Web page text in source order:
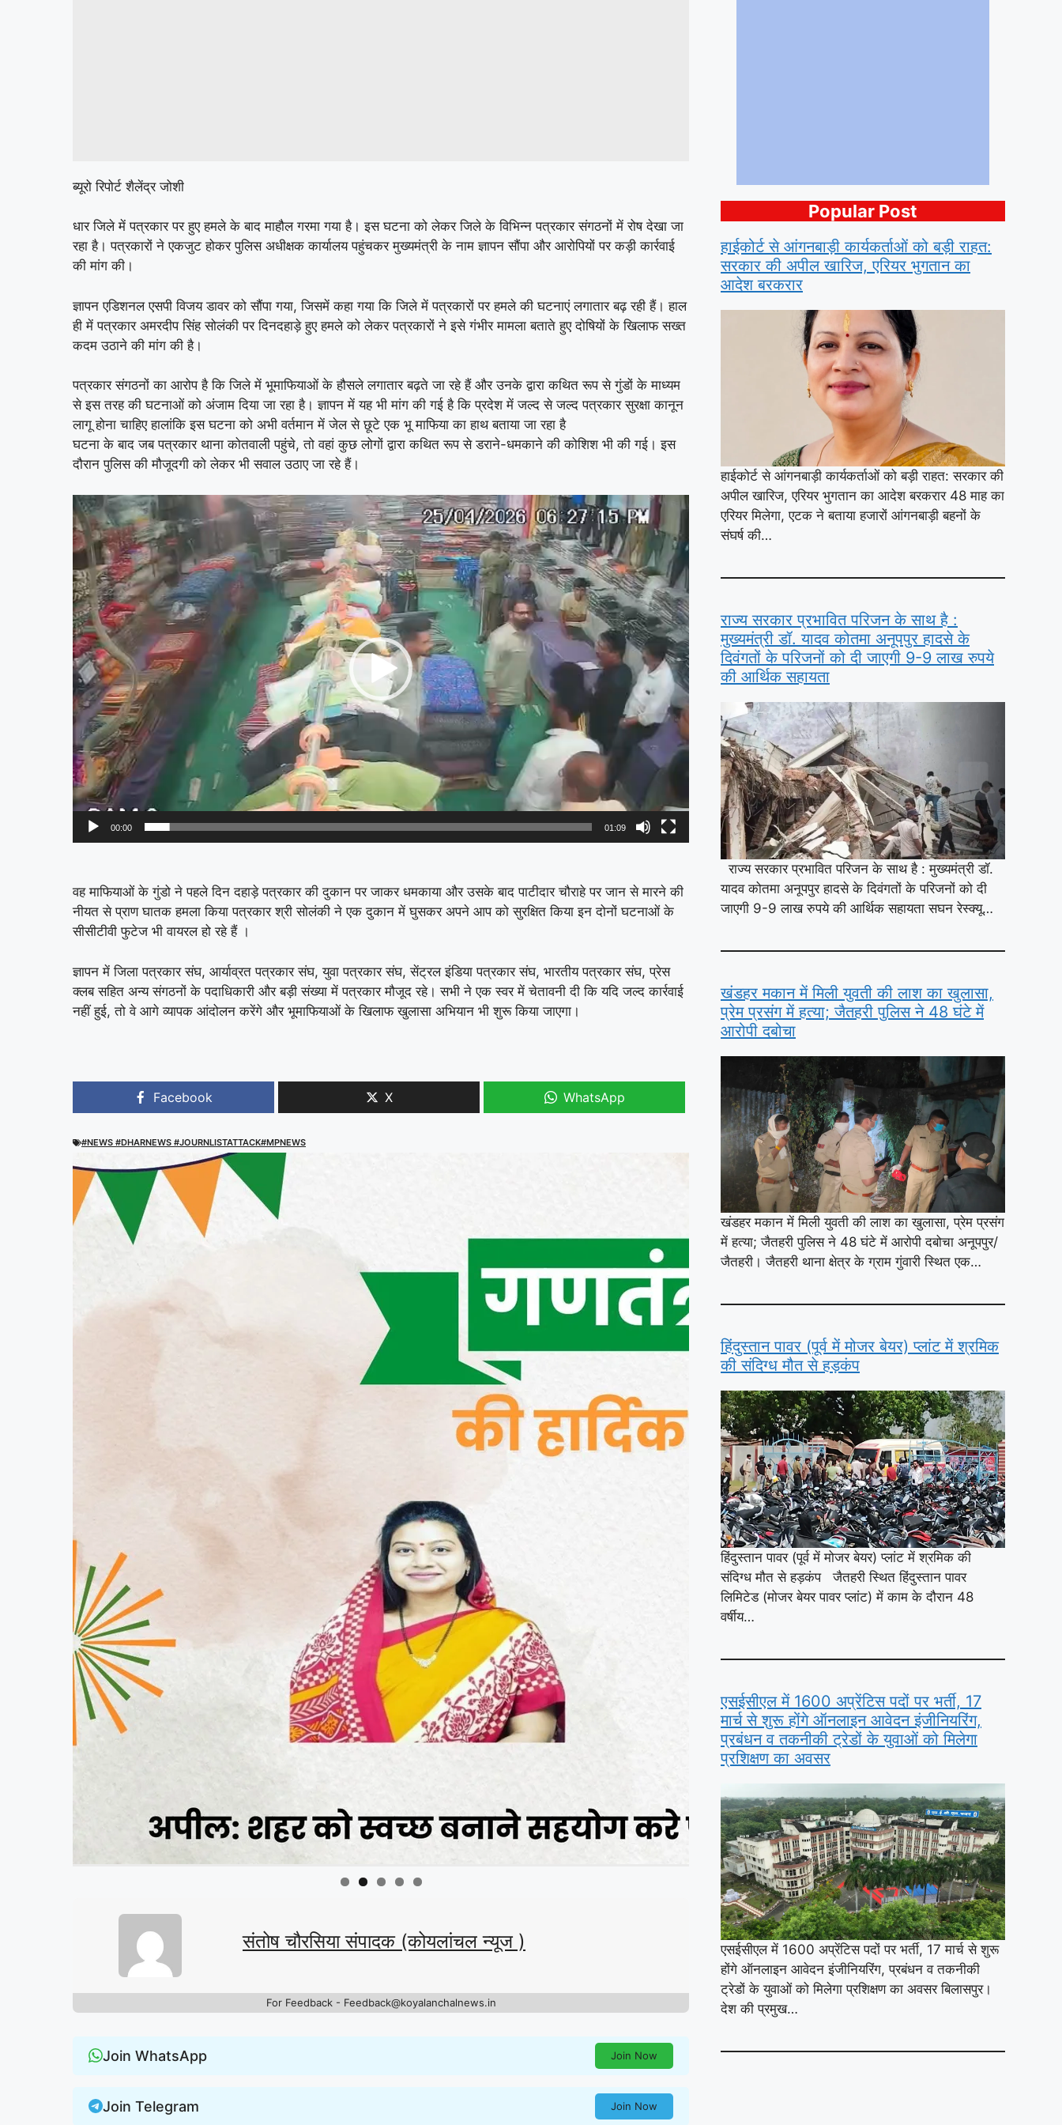
ब्यूरो रिपोर्ट शैलेंद्र जोशी
धार जिले में पत्रकार पर हुए हमले के बाद माहौल गरमा गया है। इस घटना को लेकर जिले के विभिन्न पत्रकार संगठनों में रोष देखा जा
रहा है। पत्रकारों ने एकजुट होकर पुलिस अधीक्षक कार्यालय पहुंचकर मुख्यमंत्री के नाम ज्ञापन सौंपा और आरोपियों पर कड़ी कार्रवाई
की मांग की।
ज्ञापन एडिशनल एसपी विजय डावर को सौंपा गया, जिसमें कहा गया कि जिले में पत्रकारों पर हमले की घटनाएं लगातार बढ़ रही हैं। हाल
ही में पत्रकार अमरदीप सिंह सोलंकी पर दिनदहाड़े हुए हमले को लेकर पत्रकारों ने इसे गंभीर मामला बताते हुए दोषियों के खिलाफ सख्त
कदम उठाने की मांग की है।
पत्रकार संगठनों का आरोप है कि जिले में भूमाफियाओं के हौसले लगातार बढ़ते जा रहे हैं और उनके द्वारा कथित रूप से गुंडों के माध्यम
से इस तरह की घटनाओं को अंजाम दिया जा रहा है। ज्ञापन में यह भी मांग की गई है कि प्रदेश में जल्द से जल्द पत्रकार सुरक्षा कानून
लागू होना चाहिए हालांकि इस घटना को अभी वर्तमान में जेल से छूटे एक भू माफिया का हाथ बताया जा रहा है
घटना के बाद जब पत्रकार थाना कोतवाली पहुंचे, तो वहां कुछ लोगों द्वारा कथित रूप से डराने-धमकाने की कोशिश भी की गई। इस
दौरान पुलिस की मौजूदगी को लेकर भी सवाल उठाए जा रहे हैं।
Video
Player
00:00 01:09
वह माफियाओं के गुंडो ने पहले दिन दहाड़े पत्रकार की दुकान पर जाकर धमकाया और उसके बाद पाटीदार चौराहे पर जान से मारने की
नीयत से प्राण घातक हमला किया पत्रकार श्री सोलंकी ने एक दुकान में घुसकर अपने आप को सुरक्षित किया इन दोनों घटनाओं के
सीसीटीवी फुटेज भी वायरल हो रहे हैं ।
ज्ञापन में जिला पत्रकार संघ, आर्याव्रत पत्रकार संघ, युवा पत्रकार संघ, सेंट्रल इंडिया पत्रकार संघ, भारतीय पत्रकार संघ, प्रेस
क्लब सहित अन्य संगठनों के पदाधिकारी और बड़ी संख्या में पत्रकार मौजूद रहे। सभी ने एक स्वर में चेतावनी दी कि यदि जल्द कार्रवाई
नहीं हुई, तो वे आगे व्यापक आंदोलन करेंगे और भूमाफियाओं के खिलाफ खुलासा अभियान भी शुरू किया जाएगा।
Facebook X WhatsApp
#NEWS #DHARNEWS #JOURNLISTATTACK#MPNEWS
संतोष चौरसिया संपादक (कोयलांचल न्यूज )
For Feedback - Feedback@koyalanchalnews.in
Join WhatsApp Join Now
Join Telegram Join Now
Popular Post
हाईकोर्ट से आंगनबाड़ी कार्यकर्ताओं को बड़ी राहत:
सरकार की अपील खारिज, एरियर भुगतान का
आदेश बरकरार
हाईकोर्ट से आंगनबाड़ी कार्यकर्ताओं को बड़ी राहत: सरकार की
अपील खारिज, एरियर भुगतान का आदेश बरकरार 48 माह का
एरियर मिलेगा, एटक ने बताया हजारों आंगनबाड़ी बहनों के
संघर्ष की…
राज्य सरकार प्रभावित परिजन के साथ है :
मुख्यमंत्री डॉ. यादव कोतमा अनूपपुर हादसे के
दिवंगतों के परिजनों को दी जाएगी 9-9 लाख रुपये
की आर्थिक सहायता
राज्य सरकार प्रभावित परिजन के साथ है : मुख्यमंत्री डॉ.
यादव कोतमा अनूपपुर हादसे के दिवंगतों के परिजनों को दी
जाएगी 9-9 लाख रुपये की आर्थिक सहायता सघन रेस्क्यू…
खंडहर मकान में मिली युवती की लाश का खुलासा,
प्रेम प्रसंग में हत्या; जैतहरी पुलिस ने 48 घंटे में
आरोपी दबोचा
खंडहर मकान में मिली युवती की लाश का खुलासा, प्रेम प्रसंग
में हत्या; जैतहरी पुलिस ने 48 घंटे में आरोपी दबोचा अनूपपुर/
जैतहरी। जैतहरी थाना क्षेत्र के ग्राम गुंवारी स्थित एक…
हिंदुस्तान पावर (पूर्व में मोजर बेयर) प्लांट में श्रमिक
की संदिग्ध मौत से हड़कंप
हिंदुस्तान पावर (पूर्व में मोजर बेयर) प्लांट में श्रमिक की
संदिग्ध मौत से हड़कंप जैतहरी स्थित हिंदुस्तान पावर
लिमिटेड (मोजर बेयर पावर प्लांट) में काम के दौरान 48
वर्षीय…
एसईसीएल में 1600 अप्रेंटिस पदों पर भर्ती, 17
मार्च से शुरू होंगे ऑनलाइन आवेदन इंजीनियरिंग,
प्रबंधन व तकनीकी ट्रेडों के युवाओं को मिलेगा
प्रशिक्षण का अवसर
एसईसीएल में 1600 अप्रेंटिस पदों पर भर्ती, 17 मार्च से शुरू
होंगे ऑनलाइन आवेदन इंजीनियरिंग, प्रबंधन व तकनीकी
ट्रेडों के युवाओं को मिलेगा प्रशिक्षण का अवसर बिलासपुर।
देश की प्रमुख…